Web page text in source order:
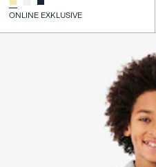
ONLINE EXKLUSIVE